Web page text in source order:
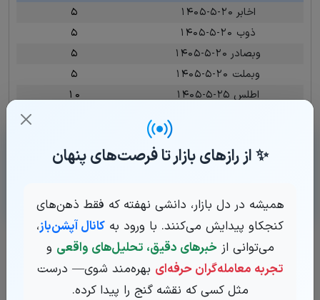
اخابر ۲۰-۵-۱۴۰۵
۵
ذوب ۲۰-۵-۱۴۰۵
۵
وبصادر ۲۰-۵-۱۴۰۵
۵
وبملت ۲۰-۵-۱۴۰۵
۵
اطلس ۲۵-۵-۱۴۰۵
۱۰
💎دانشنامه آپشن باز
برترین دارایی هایپایه
هفتگی
✨ از رازهای بازار تا فرصت‌های پنهان
همیشه در دل بازار، دانشی نهفته که فقط ذهن‌های
کنجکاو پیدایش می‌کنند. با ورود به کانال آپشن‌باز،
می‌توانی از خبرهای دقیق، تحلیل‌های واقعی و
تجربه معامله‌گران حرفه‌ای بهره‌مند شوی— درست
مثل کسی که نقشه گنج را پیدا کرده.